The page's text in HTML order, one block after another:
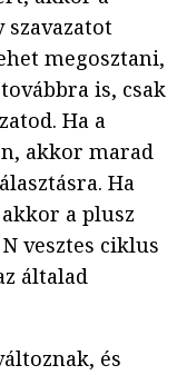
szavazatot
megosztani,
is, csak
Ha a
akkor marad
Ha
a plusz
vesztes ciklus
általad
és